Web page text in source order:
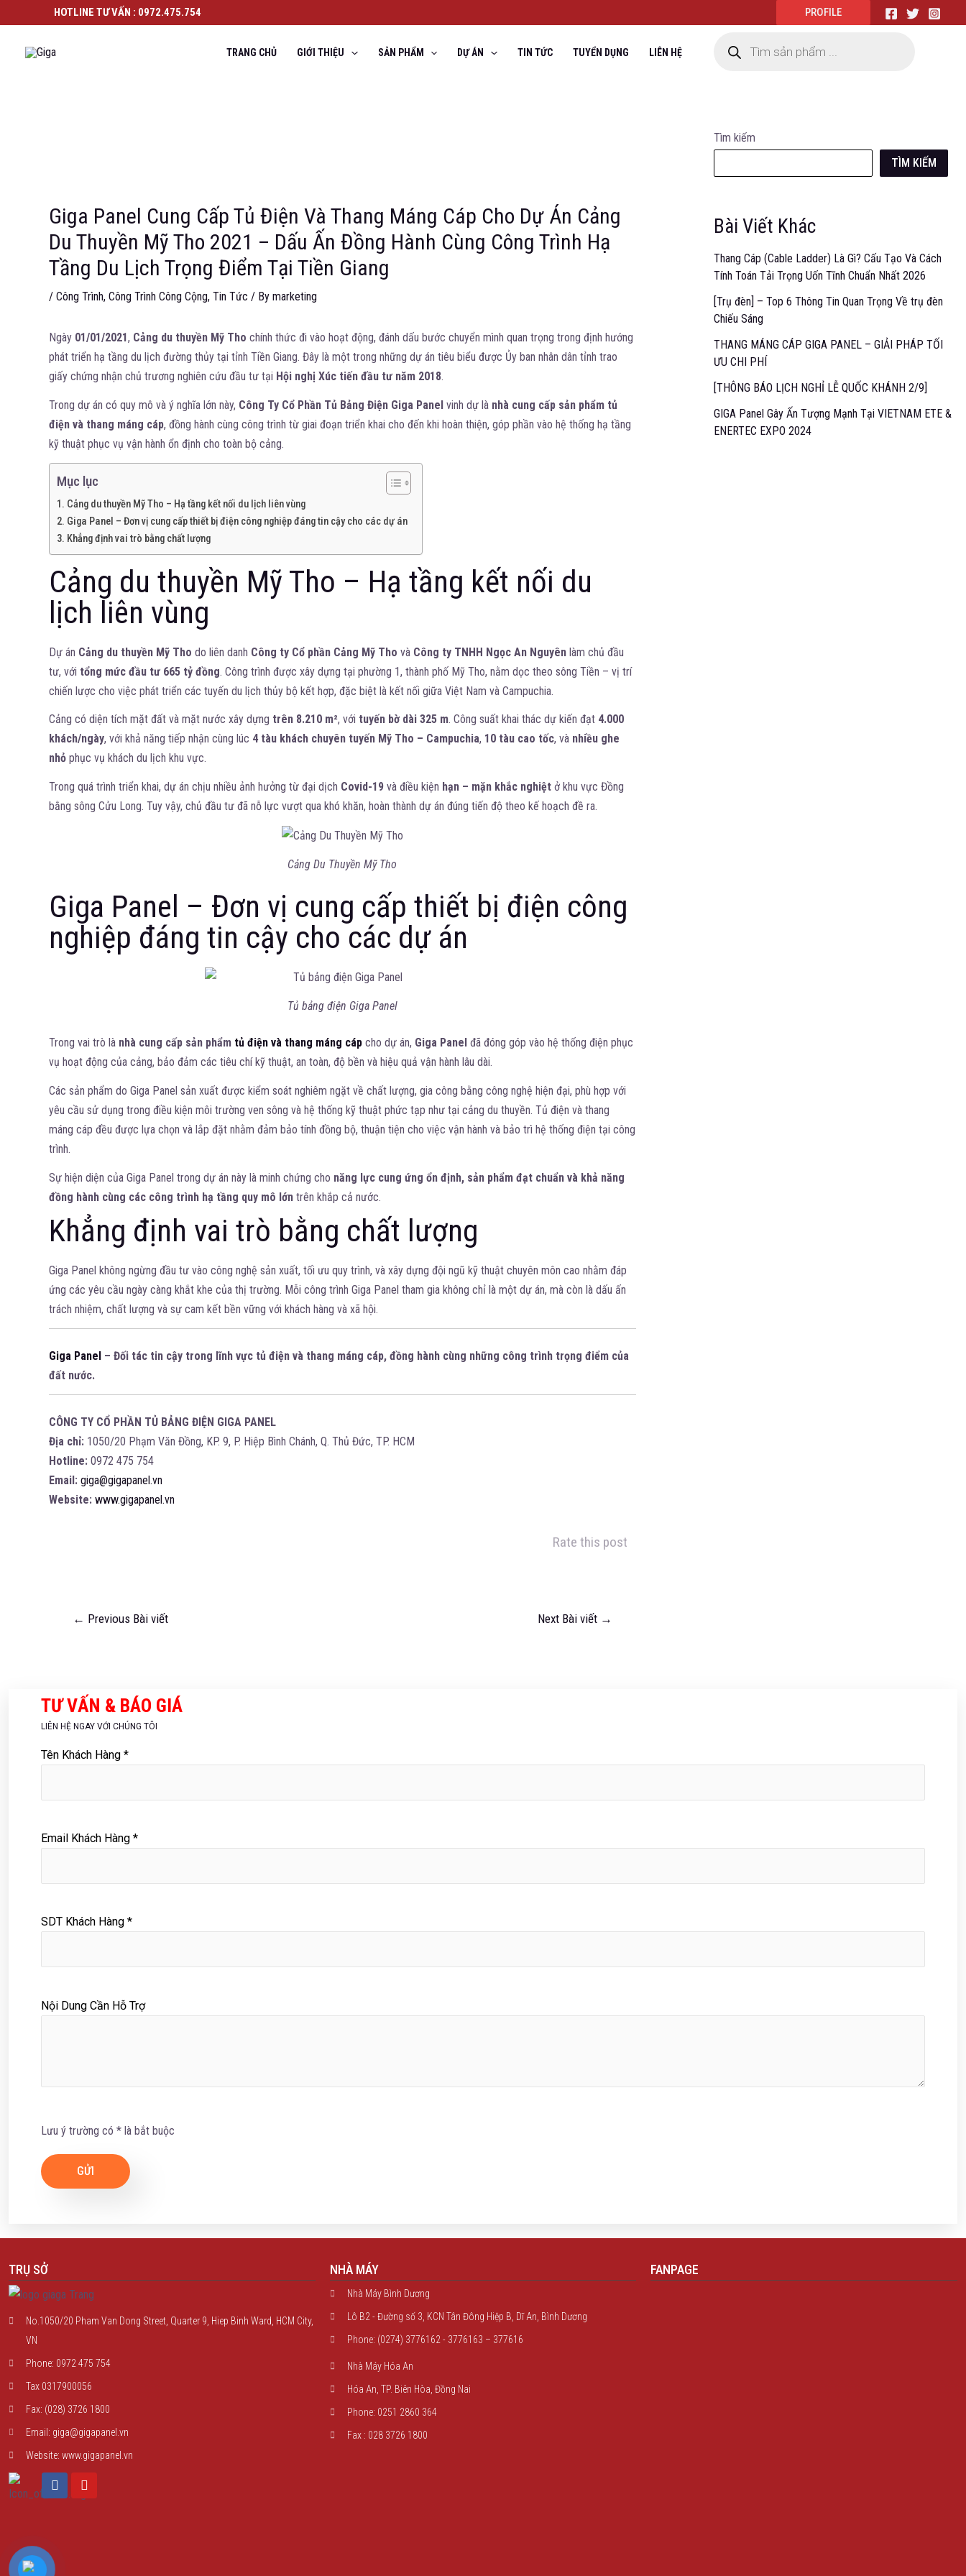
HOTLINE TƯ VẤN : 0972.475.754 PROFILE
TRANG CHỦ GIỚI THIỆU SẢN PHẨM DỰ ÁN TIN TỨC TUYỂN DỤNG LIÊN HỆ
Giga Panel Cung Cấp Tủ Điện Và Thang Máng Cáp Cho Dự Án Cảng
Du Thuyền Mỹ Tho 2021 – Dấu Ấn Đồng Hành Cùng Công Trình Hạ
Tầng Du Lịch Trọng Điểm Tại Tiền Giang
/ Công Trình, Công Trình Công Cộng, Tin Tức / By marketing
Ngày 01/01/2021, Cảng du thuyền Mỹ Tho chính thức đi vào hoạt động, đánh dấu bước chuyển mình quan trọng trong định hướng
phát triển hạ tầng du lịch đường thủy tại tỉnh Tiền Giang. Đây là một trong những dự án tiêu biểu được Ủy ban nhân dân tỉnh trao
giấy chứng nhận chủ trương nghiên cứu đầu tư tại Hội nghị Xúc tiến đầu tư năm 2018.
Trong dự án có quy mô và ý nghĩa lớn này, Công Ty Cổ Phần Tủ Bảng Điện Giga Panel vinh dự là nhà cung cấp sản phẩm tủ
điện và thang máng cáp, đồng hành cùng công trình từ giai đoạn triển khai cho đến khi hoàn thiện, góp phần vào hệ thống hạ tầng
kỹ thuật phục vụ vận hành ổn định cho toàn bộ cảng.
Mục lục
Cảng du thuyền Mỹ Tho – Hạ tầng kết nối du lịch liên vùng
Giga Panel – Đơn vị cung cấp thiết bị điện công nghiệp đáng tin cậy cho các dự án
Khẳng định vai trò bằng chất lượng
Cảng du thuyền Mỹ Tho – Hạ tầng kết nối du
lịch liên vùng
Dự án Cảng du thuyền Mỹ Tho do liên danh Công ty Cổ phần Cảng Mỹ Tho và Công ty TNHH Ngọc An Nguyên làm chủ đầu
tư, với tổng mức đầu tư 665 tỷ đồng. Công trình được xây dựng tại phường 1, thành phố Mỹ Tho, nằm dọc theo sông Tiền – vị trí
chiến lược cho việc phát triển các tuyến du lịch thủy bộ kết hợp, đặc biệt là kết nối giữa Việt Nam và Campuchia.
Cảng có diện tích mặt đất và mặt nước xây dựng trên 8.210 m², với tuyến bờ dài 325 m. Công suất khai thác dự kiến đạt 4.000
khách/ngày, với khả năng tiếp nhận cùng lúc 4 tàu khách chuyên tuyến Mỹ Tho – Campuchia, 10 tàu cao tốc, và nhiều ghe
nhỏ phục vụ khách du lịch khu vực.
Trong quá trình triển khai, dự án chịu nhiều ảnh hưởng từ đại dịch Covid-19 và điều kiện hạn – mặn khắc nghiệt ở khu vực Đồng
bằng sông Cửu Long. Tuy vậy, chủ đầu tư đã nỗ lực vượt qua khó khăn, hoàn thành dự án đúng tiến độ theo kế hoạch đề ra.
Cảng Du Thuyền Mỹ Tho
Giga Panel – Đơn vị cung cấp thiết bị điện công
nghiệp đáng tin cậy cho các dự án
Tủ bảng điện Giga Panel
Trong vai trò là nhà cung cấp sản phẩm tủ điện và thang máng cáp cho dự án, Giga Panel đã đóng góp vào hệ thống điện phục
vụ hoạt động của cảng, bảo đảm các tiêu chí kỹ thuật, an toàn, độ bền và hiệu quả vận hành lâu dài.
Các sản phẩm do Giga Panel sản xuất được kiểm soát nghiêm ngặt về chất lượng, gia công bằng công nghệ hiện đại, phù hợp với
yêu cầu sử dụng trong điều kiện môi trường ven sông và hệ thống kỹ thuật phức tạp như tại cảng du thuyền. Tủ điện và thang
máng cáp đều được lựa chọn và lắp đặt nhằm đảm bảo tính đồng bộ, thuận tiện cho việc vận hành và bảo trì hệ thống điện tại công
trình.
Sự hiện diện của Giga Panel trong dự án này là minh chứng cho năng lực cung ứng ổn định, sản phẩm đạt chuẩn và khả năng
đồng hành cùng các công trình hạ tầng quy mô lớn trên khắp cả nước.
Khẳng định vai trò bằng chất lượng
Giga Panel không ngừng đầu tư vào công nghệ sản xuất, tối ưu quy trình, và xây dựng đội ngũ kỹ thuật chuyên môn cao nhằm đáp
ứng các yêu cầu ngày càng khắt khe của thị trường. Mỗi công trình Giga Panel tham gia không chỉ là một dự án, mà còn là dấu ấn
trách nhiệm, chất lượng và sự cam kết bền vững với khách hàng và xã hội.
Giga Panel – Đối tác tin cậy trong lĩnh vực tủ điện và thang máng cáp, đồng hành cùng những công trình trọng điểm của
đất nước.
CÔNG TY CỔ PHẦN TỦ BẢNG ĐIỆN GIGA PANEL
Địa chỉ: 1050/20 Phạm Văn Đồng, KP. 9, P. Hiệp Bình Chánh, Q. Thủ Đức, TP. HCM
Hotline: 0972 475 754
Email: giga@gigapanel.vn
Website: www.gigapanel.vn
Rate this post
← Previous Bài viết Next Bài viết →
Tìm kiếm
TÌM KIẾM
Bài Viết Khác
Thang Cáp (Cable Ladder) Là Gì? Cấu Tạo Và Cách
Tính Toán Tải Trọng Uốn Tĩnh Chuẩn Nhất 2026
[Trụ đèn] – Top 6 Thông Tin Quan Trọng Về trụ đèn
Chiếu Sáng
THANG MÁNG CÁP GIGA PANEL – GIẢI PHÁP TỐI
ƯU CHI PHÍ
[THÔNG BÁO LỊCH NGHỈ LỄ QUỐC KHÁNH 2/9]
GIGA Panel Gây Ấn Tượng Mạnh Tại VIETNAM ETE &
ENERTEC EXPO 2024
TƯ VẤN & BÁO GIÁ
LIÊN HỆ NGAY VỚI CHÚNG TÔI
Tên Khách Hàng *
Email Khách Hàng *
SDT Khách Hàng *
Nội Dung Cần Hỗ Trợ
Lưu ý trường có * là bắt buộc
TRỤ SỞ
No.1050/20 Pham Van Dong Street, Quarter 9, Hiep Binh Ward, HCM City,
VN
Phone: 0972 475 754
Tax 0317900056
Fax: (028) 3726 1800
Email: giga@gigapanel.vn
Website: www.gigapanel.vn
NHÀ MÁY
Nhà Máy Bình Dương
Lô B2 - Đường số 3, KCN Tân Đông Hiệp B, Dĩ An, Bình Dương
Phone: (0274) 3776162 - 3776163 – 377616
Nhà Máy Hóa An
Hóa An, TP. Biên Hòa, Đồng Nai
Phone: 0251 2860 364
Fax : 028 3726 1800
FANPAGE